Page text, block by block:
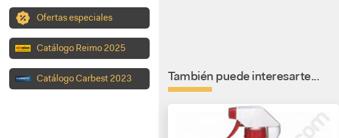
Ofertas especiales
Catálogo Reimo 2025
Catálogo Carbest 2023 También puede interesarte...